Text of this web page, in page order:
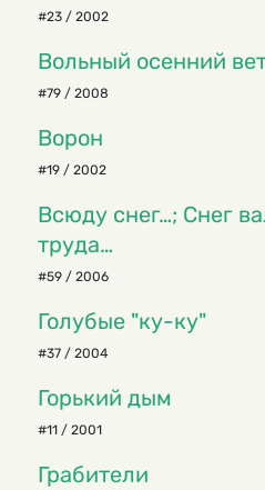
#23 / 2002
Вольный осенний
#79 / 2008
Ворон
#19 / 2002
Всюду снег…; Снег
труда…
#59 / 2006
Голубые "ку-ку"
#37 / 2004
Горький дым
#11 / 2001
Грабители